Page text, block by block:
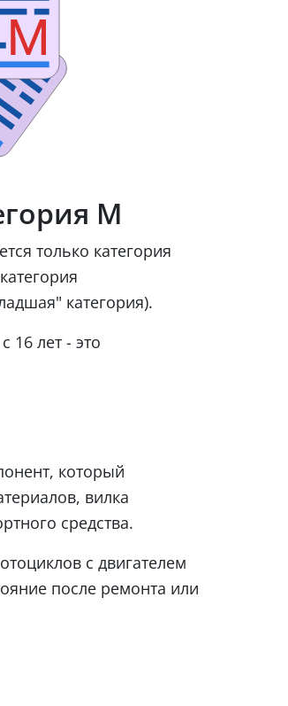
М
только категория
категория).
16 лет - это
который
вилка
средства.
с двигателем
после ремонта или